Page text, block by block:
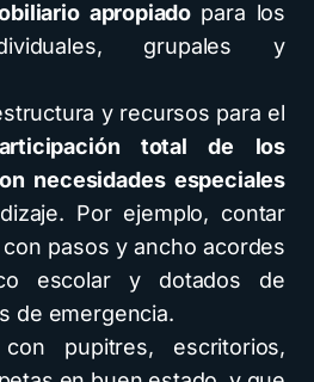
apropiado para los
grupales y
y recursos para el
total de los
necesidades especiales
Por ejemplo, contar
pasos y ancho acordes
escolar y dotados de
de emergencia.
pupitres, escritorios,